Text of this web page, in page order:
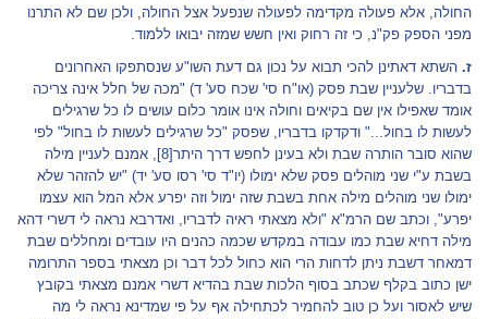
החולה, אלא פעולה מקדימה לפעולה שנפעל אצל החולה, ולכן שם לא התרנו
מפני הספק פק"נ, כי זה רחוק ואין חשש שמזה יבואו ללמוד.
ז. השתא דאתינן להכי תבוא על נכון גם דעת השו"ע שנסתפקו האחרונים
בדבריו. שלעניין שבת פסק (או"ח סי' שכח סע' ד) "מכה של חלל אינה צריכה
אומד שאפילו אין שם בקיאים וחולה אינו אומר כלום עושים לו כל שרגילים
לעשות לו בחול..." ודקדקו בדבריו, שפסק "כל שרגילים לעשות לו בחול" לפי
שהוא סובר הותרה שבת ולא בעינן לחפש דרך היתר[8]
, אמנם לעניין מילה
בשבת ע"י שני מוהלים פסק שלא ימולו (יו"ד סי' רסו סע' יד) "יש להזהר שלא
ימולו שני מוהלים מילה אחת בשבת שזה ימול וזה יפרע אלא המל הוא עצמו
יפרע", וכתב שם הרמ"א "ולא מצאתי ראיה לדבריו, ואדרבא נראה לי דשרי דהא
מילה דחיא שבת כמו עבודה במקדש שכמה כהנים היו עובדים ומחללים שבת
דמאחר דשבת ניתן לדחות הרי הוא כחול לכל דבר וכן מצאתי בספר התרומה
ישן כתוב בקלף שכתב בסוף הלכות שבת בהדיא דשרי אמנם מצאתי בקובץ
שיש לאסור ועל כן טוב להחמיר לכתחילה אף על פי שמדינא נראה לי מה